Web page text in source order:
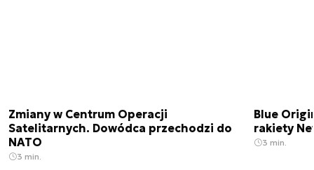
Zmiany w Centrum Operacji
Satelitarnych. Dowódca przechodzi do
NATO
3 min.
Blue
rakiety
3 min.